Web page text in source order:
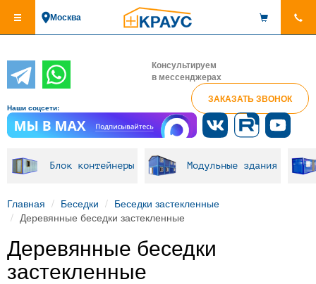
основному
Москва
Консультируем
в мессенджерах
ЗАКАЗАТЬ ЗВОНОК
Наши соцсети:
Блок контейнеры Модульные здания
Главная Беседки
Беседки застекленные
Деревянные беседки застекленные
Деревянные беседки
застекленные